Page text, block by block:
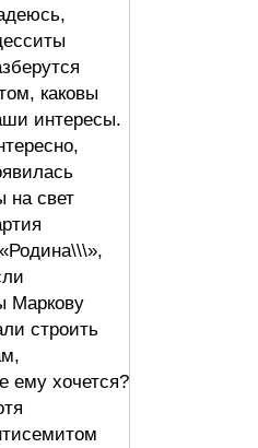
каковы
интересы.
на свет
Маркову
строить
ему хочется?